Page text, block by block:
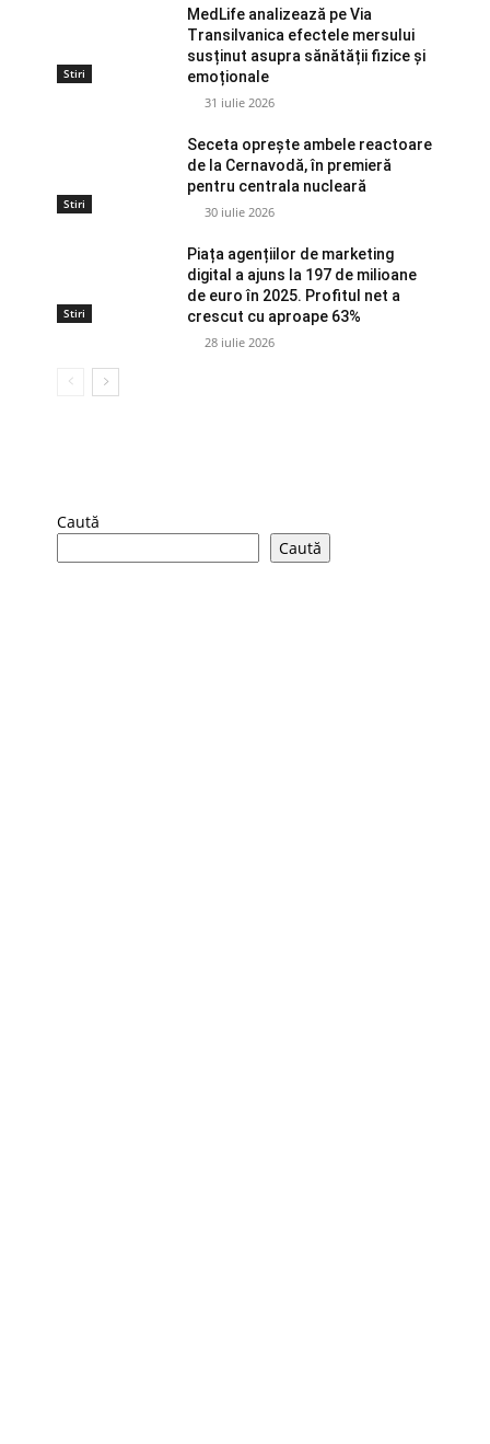
Stiri
MedLife analizează pe Via
Transilvanica efectele mersului
susținut asupra sănătății fizice și
emoționale
31 iulie 2026
Stiri
Seceta oprește ambele reactoare
de la Cernavodă, în premieră
pentru centrala nucleară
30 iulie 2026
Stiri
Piața agențiilor de marketing
digital a ajuns la 197 de milioane
de euro în 2025. Profitul net a
crescut cu aproape 63%
28 iulie 2026
Caută
Caută